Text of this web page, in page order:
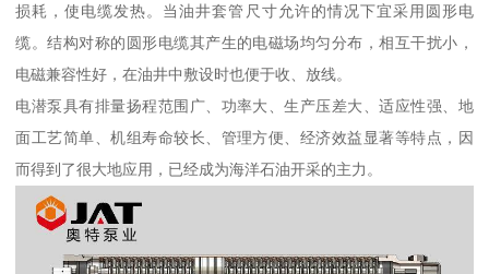
损耗，使电缆发热。当油井套管尺寸允许的情况下宜采用圆形电
缆。结构对称的圆形电缆其产生的电磁场均匀分布，相互干扰小，
电磁兼容性好，在油井中敷设时也便于收、放线。
电潜泵具有排量扬程范围广、功率大、生产压差大、适应性强、地
面工艺简单、机组寿命较长、管理方便、经济效益显著等特点，因
而得到了很大地应用，已经成为海洋石油开采的主力。